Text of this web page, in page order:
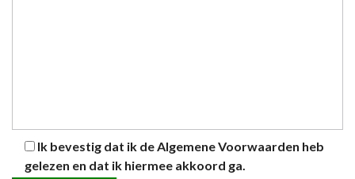
Ik bevestig dat ik deAlgemene Voorwaarden heb
gelezen en dat ik hiermee akkoord ga.